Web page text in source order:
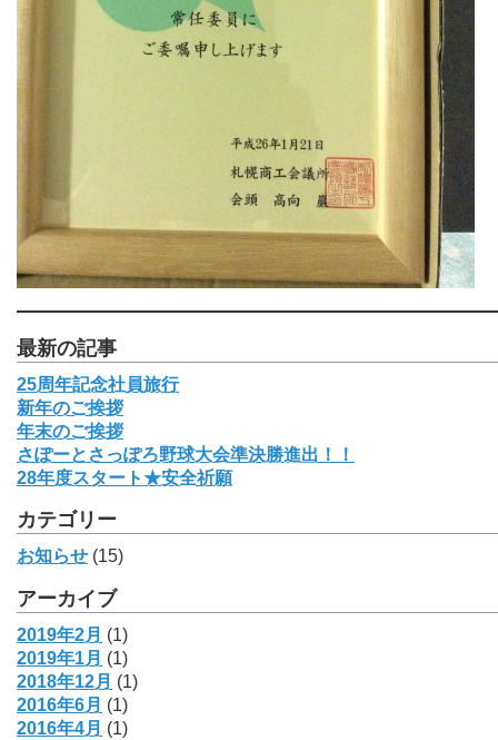
最新の記事
25周年記念社員旅行
新年のご挨拶
年末のご挨拶
さぽーとさっぽろ野球大会準決勝進出！！
28年度スタート★安全祈願
カテゴリー
お知らせ (15)
アーカイブ
2019年2月 (1)
2019年1月 (1)
2018年12月 (1)
2016年6月 (1)
2016年4月 (1)